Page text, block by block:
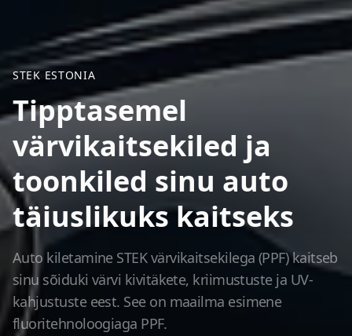
STEK ESTONIA
Tipptasemel
värvikaitsekiled ja
toonkiled sinu auto
täiuslikuks kaitseks
Auto kiletamine STEK värvikaitsekilega (PPF) kaitseb
sinu sõiduki värvi kivitäkete, kriimustuste ja UV-
kahjustuste eest. See on maailma esimene
fluoritehnoloogiaga PPF.